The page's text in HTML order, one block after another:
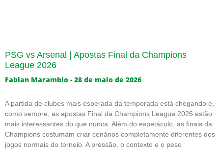
PSG vs Arsenal | Apostas Final da Champions
League 2026
Fabian Marambio 28 de maio de 2026
A partida de clubes mais esperada da temporada está chegando e,
como sempre, as apostas Final da Champions League 2026 estão
mais interessantes do que nunca. Além do espetáculo, as finais da
Champions costumam criar cenários completamente diferentes dos
jogos normais do torneio. A pressão, o contexto e o peso